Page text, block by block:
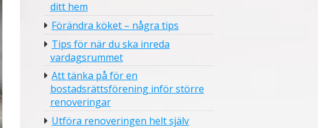
ditt hem
Förändra köket – några tips
Tips för när du ska inreda
vardagsrummet
Att tänka på för en
bostadsrättsförening inför större
renoveringar
Utföra renoveringen helt själv